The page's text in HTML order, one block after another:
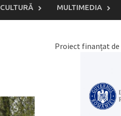
CULTURĂ MULTIMEDIA
Proiect finanțat de